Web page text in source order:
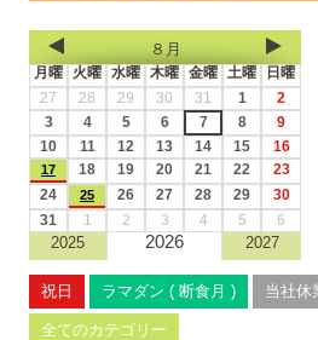
８月
月曜 火曜 水曜 木曜 金曜 土曜
日曜
27
28 29 30 31 1
2
3
4 5 6 7 8
9
10
11 12 13 14 15 16
17 18 19 20 21 22
23
24
25 26 27 28 29
30
31
1 2 3 4 5 6
2025 2026 2027
祝日 ラマダン ( 断食月 ) 当社休
全てのカテゴリー